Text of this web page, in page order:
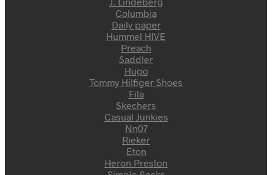
Columbia
Daily paper
Hummel HIVE
Preach
Saddler
Hugo
Tommy Hilfiger Shoes
Fila
Skechers
Casual Junkies
Nn07
Rieker
Eton
Heron Preston